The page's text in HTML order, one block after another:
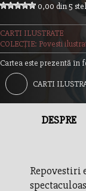
0,00 din 5
CARTI ILUSTRATE
COLECȚIE: Povesti
Cartea este prezentă în
CARTI
DESPRE
Repovestiri